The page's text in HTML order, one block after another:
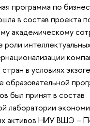
программа по
в состав проекта
академическому
в условиях
образовательной
был принят в состав
лаборатории
активов НИУ ВШЭ –